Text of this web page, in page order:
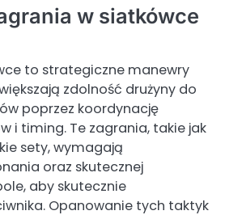
w siatkówce
to strategiczne manewry
zdolność drużyny do
poprzez koordynację
i timing. Te zagrania, takie jak
sety, wymagają
oraz skutecznej
aby skutecznie
Opanowanie tych taktyk